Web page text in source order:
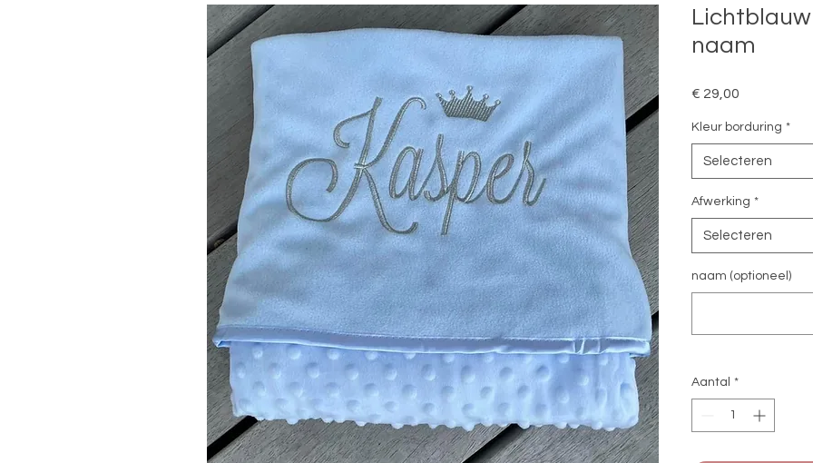
naam
€ 29,00
Kleur borduring *
Selecteren
Afwerking *
Selecteren
naam (optioneel)
Aantal *